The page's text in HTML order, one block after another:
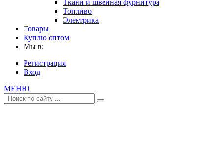
Ткани и швейная фурнитура
Топливо
Электрика
Товары
Куплю оптом
Мы в:
Регистрация
Вход
МЕНЮ